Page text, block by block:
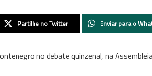
Partilhe no Twitter Enviar para o
no debate quinzenal, na